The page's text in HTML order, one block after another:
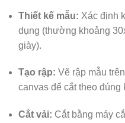
Thiết kế mẫu: Xác định
dụng (thường khoảng
giày).
Tạo rập: Vẽ rập mẫu
canvas để cắt theo đúng
Cắt vải: Cắt bằng máy